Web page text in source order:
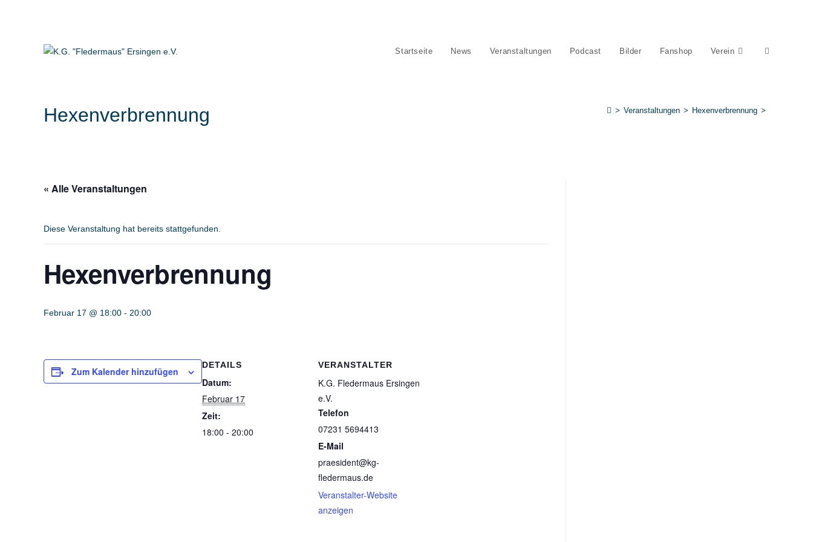
Startseite News Veranstaltungen Podcast Bilder Fanshop Verein Website-
Hexenverbrennung > Veranstaltungen > Hexenverbrennung >
« Alle Veranstaltungen
Diese Veranstaltung hat bereits stattgefunden.
Hexenverbrennung
Februar 17 @ 18:00 - 20:00
Zum Kalender hinzufügen
DETAILS
Datum:
Februar 17
Zeit:
18:00 - 20:00
VERANSTALTER
K.G. Fledermaus Ersingen
e.V.
Telefon
07231 5694413
E-Mail
praesident@kg-
fledermaus.de
Veranstalter-Website
anzeigen